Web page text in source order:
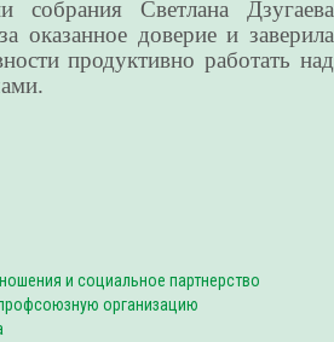
Светлана Дзугаева
оказанное доверие и заверила
продуктивно работать над
и социальное партнерство
организацию